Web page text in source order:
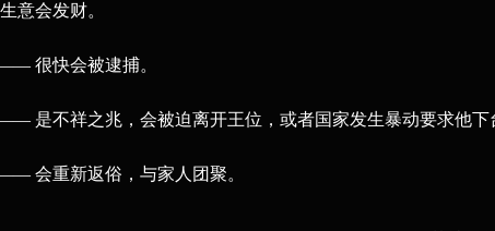
意会发财。
很快会被逮捕。
是不祥之兆，会被迫离开王位，或者国家发生暴动要求他下
会重新返俗，与家人团聚。